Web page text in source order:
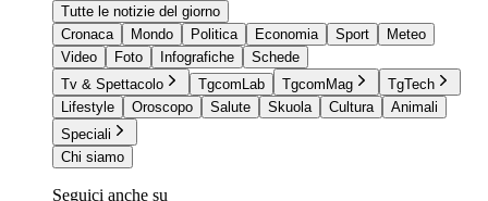
Tutte le notizie del giorno
Cronaca
Mondo Politica Economia Sport
Meteo
Video
Foto Infografiche
Schede
Tv & Spettacolo
TgcomLab TgcomMag
TgTech
Lifestyle
Oroscopo Salute Skuola Cultura
Animali
Speciali
Chi siamo
Seguici anche su